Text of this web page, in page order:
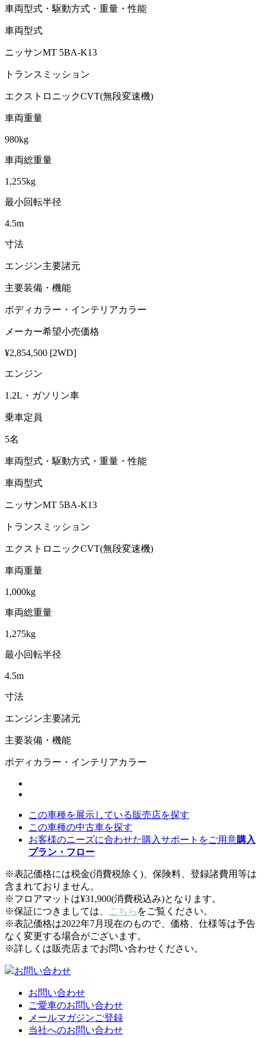
車両型式・駆動方式・重量・性能
車両型式
ニッサンMT 5BA-K13
トランスミッション
エクストロニックCVT(無段変速機)
車両重量
980kg
車両総重量
1,255kg
最小回転半径
4.5m
寸法
エンジン主要諸元
主要装備・機能
ボディカラー・インテリアカラー
メーカー希望小売価格
¥2,854,500 [2WD]
エンジン
1.2L・ガソリン車
乗車定員
5名
車両型式・駆動方式・重量・性能
車両型式
ニッサンMT 5BA-K13
トランスミッション
エクストロニックCVT(無段変速機)
車両重量
1,000kg
車両総重量
1,275kg
最小回転半径
4.5m
寸法
エンジン主要諸元
主要装備・機能
ボディカラー・インテリアカラー
この車種を展示している販売店を探す
この車種の中古車を探す
お客様のニーズに合わせた購入サポート をご用意購入
プラン・フロー
※表記価格には税金(消費税除く)、保険料、登録諸費用等は
含まれておりません。
※フロアマットは¥31,900(消費税込み)となります。
※保証につきましては、
こちら をご覧ください。
※表記価格は2022年7月現在のもので、価格、仕様等は予告
なく変更する場合がございます。
※詳しくは販売店までお問い合わせください。
お問い合わせ
お問い合わせ
ご愛車のお問い合わせ
メールマガジンご登録
当社へのお問い合わせ